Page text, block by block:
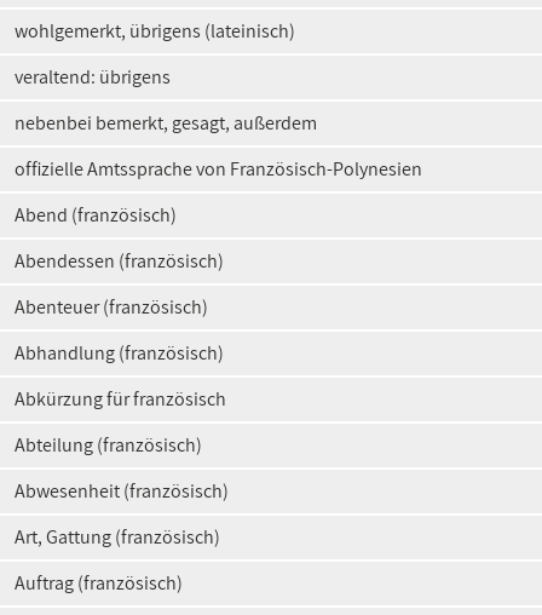
wohlgemerkt, übrigens (lateinisch)
veraltend: übrigens
nebenbei bemerkt, gesagt, außerdem
offizielle Amtssprache von Französisch-Polynesien
Abend (französisch)
Abendessen (französisch)
Abenteuer (französisch)
Abhandlung (französisch)
Abkürzung für französisch
Abteilung (französisch)
Abwesenheit (französisch)
Art, Gattung (französisch)
Auftrag (französisch)